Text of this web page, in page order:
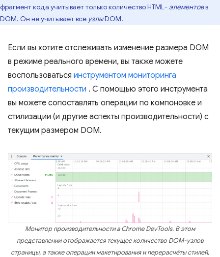
фрагмент кода учитывает только количество HTML- элементовв
DOM. Он не учитывает все узлыDOM.
Если вы хотите отслеживать изменение размера DOM
в режиме реального времени, вы также можете
воспользоваться инструментом мониторинга
производительности . С помощью этого инструмента
вы можете сопоставлять операции по компоновке и
стилизации (и другие аспекты производительности) с
текущим размером DOM.
Монитор производительности в Chrome DevTools. В этом
представлении отображается текущее количество DOM-узлов
страницы, а также операции макетирования и перерасчёты стилей,